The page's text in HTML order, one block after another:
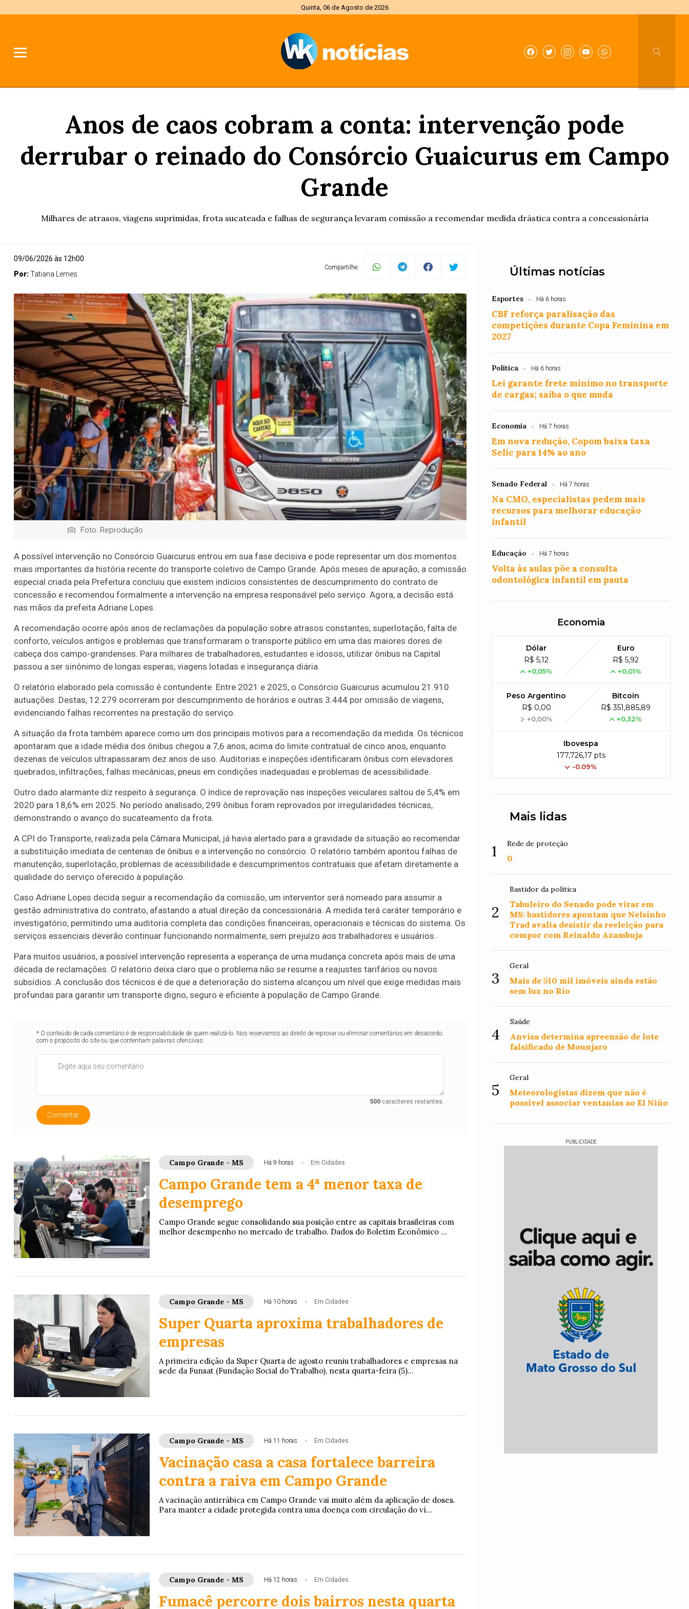
Quinta, 06 de Agosto de 2026
Anos de caos cobram a conta: intervenção pode
derrubar o reinado do Consórcio Guaicurus em Campo
Grande
Milhares de atrasos, viagens suprimidas, frota sucateada e falhas de segurança levaram comissão a recomendar medida drástica contra a concessionária
09/06/2026 às 12h00
Por:Tatiana Lemes
Compartilhe:
Foto: Reprodução
A possível intervenção no Consórcio Guaicurus entrou em sua fase decisiva e pode representar um dos momentos
mais importantes da história recente do transporte coletivo de Campo Grande. Após meses de apuração, a comissão
especial criada pela Prefeitura concluiu que existem indícios consistentes de descumprimento do contrato de
concessão e recomendou formalmente a intervenção na empresa responsável pelo serviço. Agora, a decisão está
nas mãos da prefeita Adriane Lopes.
A recomendação ocorre após anos de reclamações da população sobre atrasos constantes, superlotação, falta de
conforto, veículos antigos e problemas que transformaram o transporte público em uma das maiores dores de
cabeça dos campo-grandenses. Para milhares de trabalhadores, estudantes e idosos, utilizar ônibus na Capital
passou a ser sinônimo de longas esperas, viagens lotadas e insegurança diária.
O relatório elaborado pela comissão é contundente. Entre 2021 e 2025, o Consórcio Guaicurus acumulou 21.910
autuações. Destas, 12.279 ocorreram por descumprimento de horários e outras 3.444 por omissão de viagens,
evidenciando falhas recorrentes na prestação do serviço.
A situação da frota também aparece como um dos principais motivos para a recomendação da medida. Os técnicos
apontaram que a idade média dos ônibus chegou a 7,6 anos, acima do limite contratual de cinco anos, enquanto
dezenas de veículos ultrapassaram dez anos de uso. Auditorias e inspeções identificaram ônibus com elevadores
quebrados, infiltrações, falhas mecânicas, pneus em condições inadequadas e problemas de acessibilidade.
Outro dado alarmante diz respeito à segurança. O índice de reprovação nas inspeções veiculares saltou de 5,4% em
2020 para 18,6% em 2025. No período analisado, 299 ônibus foram reprovados por irregularidades técnicas,
demonstrando o avanço do sucateamento da frota.
A CPI do Transporte, realizada pela Câmara Municipal, já havia alertado para a gravidade da situação ao recomendar
a substituição imediata de centenas de ônibus e a intervenção no consórcio. O relatório também apontou falhas de
manutenção, superlotação, problemas de acessibilidade e descumprimentos contratuais que afetam diretamente a
qualidade do serviço oferecido à população.
Caso Adriane Lopes decida seguir a recomendação da comissão, um interventor será nomeado para assumir a
gestão administrativa do contrato, afastando a atual direção da concessionária. A medida terá caráter temporário e
investigatório, permitindo uma auditoria completa das condições financeiras, operacionais e técnicas do sistema. Os
serviços essenciais deverão continuar funcionando normalmente, sem prejuízo aos trabalhadores e usuários.
Para muitos usuários, a possível intervenção representa a esperança de uma mudança concreta após mais de uma
década de reclamações. O relatório deixa claro que o problema não se resume a reajustes tarifários ou novos
subsídios. A conclusão dos técnicos é de que a deterioração do sistema alcançou um nível que exige medidas mais
profundas para garantir um transporte digno, seguro e eficiente à população de Campo Grande.
* O conteúdo de cada comentário é de responsabilidade de quem realizá-lo. Nos reservamos ao direito de reprovar ou eliminar comentários em desacordo
com o propósito do site ou que contenham palavras ofensivas.
500caracteres restantes.
Comentar
Campo Grande - MS Há 9 horas Em Cidades
Campo Grande tem a 4ª menor taxa de
desemprego
Campo Grande segue consolidando sua posição entre as capitais brasileiras com
melhor desempenho no mercado de trabalho. Dados do Boletim Econômico ...
Campo Grande - MS Há 10 horas Em Cidades
Super Quarta aproxima trabalhadores de
empresas
A primeira edição da Super Quarta de agosto reuniu trabalhadores e empresas na
sede da Funsat (Fundação Social do Trabalho), nesta quarta-feira (5)...
Campo Grande - MS Há 11 horas Em Cidades
Vacinação casa a casa fortalece barreira
contra a raiva em Campo Grande
A vacinação antirrábica em Campo Grande vai muito além da aplicação de doses.
Para manter a cidade protegida contra uma doença com circulação do ví...
Campo Grande - MS Há 12 horas Em Cidades
Fumacê percorre dois bairros nesta quarta
Últimas notícias
Esportes Há 6 horas
CBF reforça paralisação das
competições durante Copa Feminina em
2027
Política Há 6 horas
Lei garante frete mínimo no transporte
de cargas; saiba o que muda
Economia Há 7 horas
Em nova redução, Copom baixa taxa
Selic para 14% ao ano
Senado Federal Há 7 horas
Na CMO, especialistas pedem mais
recursos para melhorar educação
infantil
Educação Há 7 horas
Volta às aulas põe a consulta
odontológica infantil em pauta
Economia
Dólar
R$ 5,12
+0,05%
Euro
R$ 5,92
+0,01%
Peso Argentino
R$ 0,00
+0,00%
Bitcoin
R$ 351,885,89
+0,32%
Ibovespa
177,726,17 pts
-0.09%
Mais lidas
1 Rede de proteção
0
2
Bastidor da política
Tabuleiro do Senado pode virar em
MS: bastidores apontam que Nelsinho
Trad avalia desistir da reeleição para
compor com Reinaldo Azambuja
3
Geral
Mais de 510 mil imóveis ainda estão
sem luz no Rio
4
Saúde
Anvisa determina apreensão de lote
falsificado de Mounjaro
5
Geral
Meteorologistas dizem que não é
possível associar ventanias ao El Niño
PUBLICIDADE